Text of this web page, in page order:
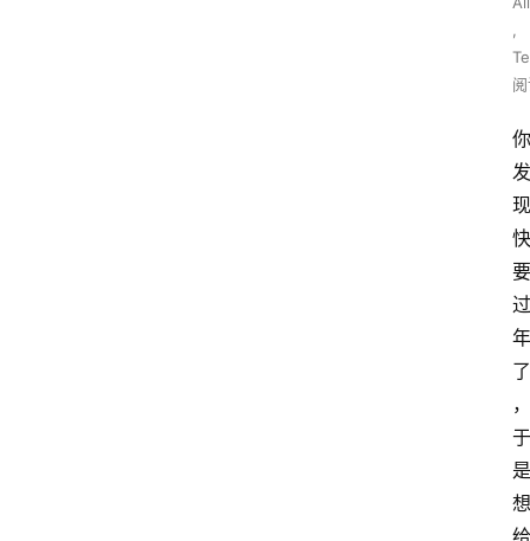
,
你
发
现
快
要
过
年
了
，
于
是
想
给